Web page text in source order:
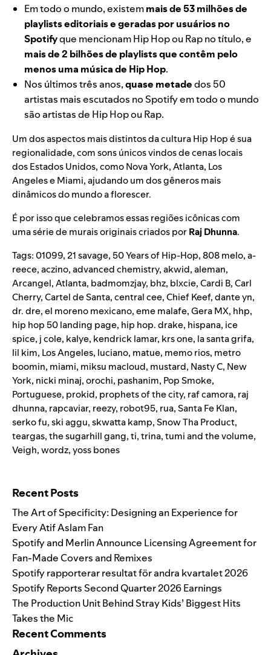
Em todo o mundo, existemmais de 53 milhões de
playlists editoriais e geradas por usuários no
Spotifyque mencionam Hip Hop ou Rap no título, e
mais de 2 bilhões de playlists que contêm pelo
menos uma música de Hip Hop.
Nos últimos três anos,quase metadedos 50
artistas mais escutados no Spotify em todo o mundo
são artistas de Hip Hop ou Rap.
Um dos aspectos mais distintos da cultura Hip Hop é sua
regionalidade, com sons únicos vindos de cenas locais
dos Estados Unidos, como Nova York, Atlanta, Los
Angeles e Miami, ajudando um dos gêneros mais
dinâmicos do mundo a florescer.
É por isso que celebramos essas regiões icônicas com
uma série de murais originais criados porRaj Dhunna.
Tags:01099,21 savage, 50 Years of Hip-Hop, 808 melo,a-
reece,aczino,advanced chemistry,akwid,aleman,
Arcangel,Atlanta, badmomzjay, bhz, blxcie,Cardi B,Carl
Cherry,Cartel de Santa,central cee,Chief Keef,dante yn,
dr. dre,el moreno mexicano,eme malafe,Gera MX, hhp,
hip hop 50 landing page, hip hop. drake, hispana, ice
spice, j cole, kalye, kendrick lamar, krs one, la santa grifa,
lil kim, Los Angeles, luciano, matue, memo rios, metro
boomin, miami, miksu macloud, mustard, Nasty C, New
York, nicki minaj,orochi, pashanim, Pop Smoke,
Portuguese, prokid, prophets of the city, raf camora, raj
dhunna, rapcaviar, reezy, robot95, rua,Santa Fe Klan,
serko fu,ski aggu,skwatta kamp,Snow Tha Product,
teargas,the sugarhill gang,ti,trina,tumi and the volume,
Veigh,wordz,yoss bones
Recent Posts
The Art of Specificity: Designing an Experience for
Every Atif Aslam Fan
Spotify and Merlin Announce Licensing Agreement for
Fan-Made Covers and Remixes
Spotify rapporterar resultat för andra kvartalet 2026
Spotify Reports Second Quarter 2026 Earnings
The Production Unit Behind Stray Kids’ Biggest Hits
Takes the Mic
Recent Comments